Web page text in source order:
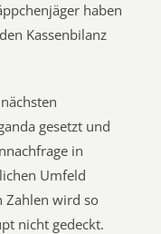
haben
Kassenbilanz
gesetzt und
in
Umfeld
Zahlen wird so
nicht gedeckt.